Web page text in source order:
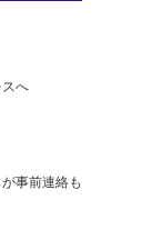
へ
事前連絡も